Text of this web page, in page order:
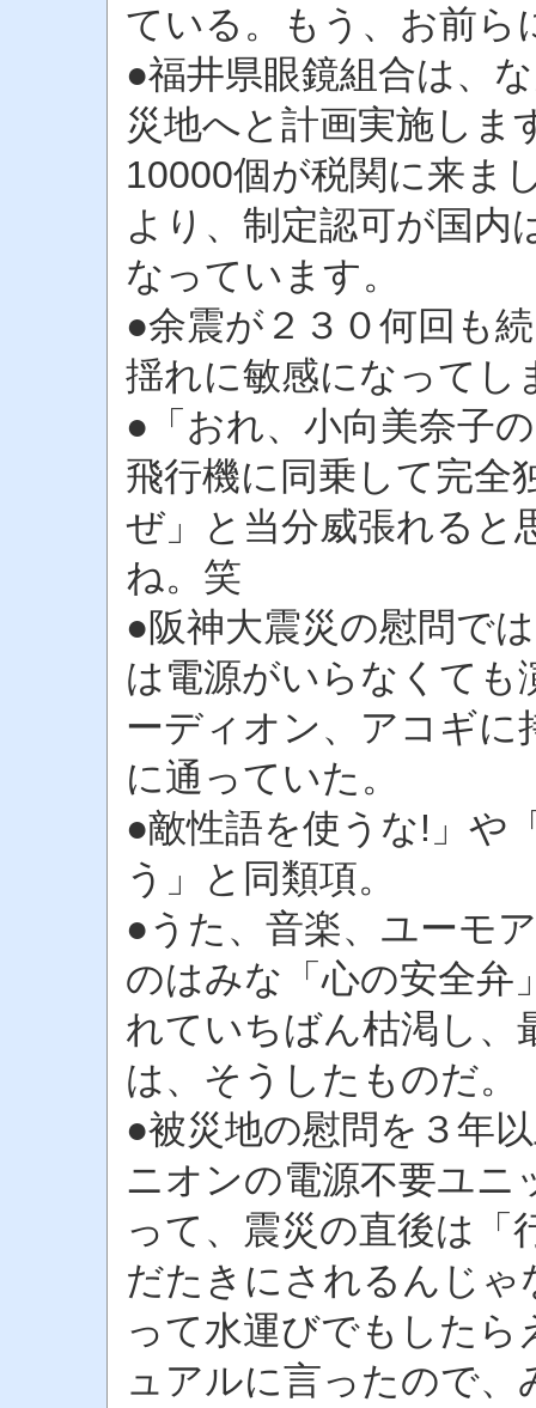
ている。もう、お前ら
●福井県眼鏡組合は、
災地へと計画実施しま
10000個が税関に来ま
より、制定認可が国内
なっています。
●余震が２３０何回も
揺れに敏感になって
●「おれ、小向美奈子
飛行機に同乗して完全
ぜ」と当分威張れると
ね。笑
●阪神大震災の慰問で
は電源がいらなくても
ーディオン、アコギに
に通っていた。
●敵性語を使うな!」や
う」と同類項。
●うた、音楽、ユーモ
のはみな「心の安全弁
れていちばん枯渇し、
は、そうしたものだ。
●被災地の慰問を３年
ニオンの電源不要ユニ
って、震災の直後は「
だたきにされるんじ
って水運びでもした
ュアルに言ったので